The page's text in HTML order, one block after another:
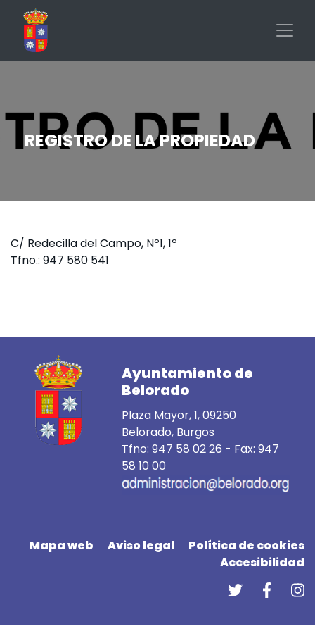
contenido
principal
REGISTRO DE LA PROPIEDAD
C/ Redecilla del Campo, Nº1, 1º
Tfno.: 947 580 541
Ayuntamiento de
Belorado
Plaza Mayor, 1, 09250
Belorado, Burgos
Tfno: 947 58 02 26 - Fax: 947
58 10 00
Mapa web Aviso legal
Política de cookies
Accesibilidad